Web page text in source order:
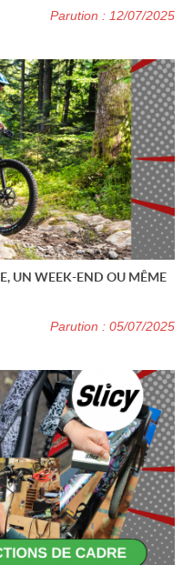
Parution : 12/07/2025
UN WEEK-END OU MÊME
Parution : 05/07/2025